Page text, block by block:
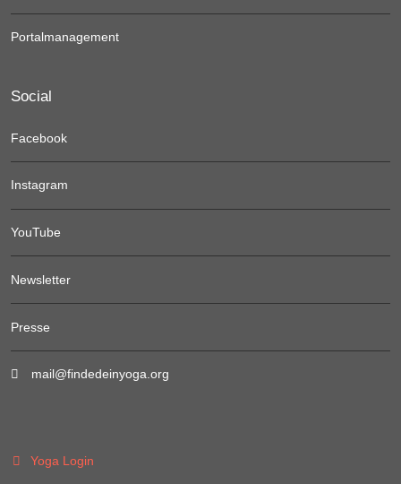
Portalmanagement
Social
Facebook
Instagram
YouTube
Newsletter
Presse
mail@findedeinyoga.org
Yoga Login